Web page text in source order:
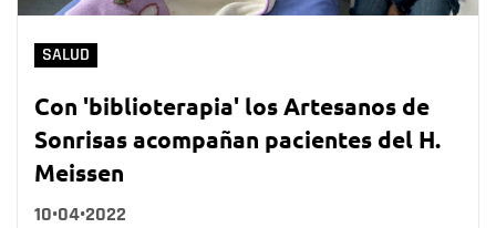
SALUD
Con 'biblioterapia' los Artesanos de
Sonrisas acompañan pacientes del H.
Meissen
10•04•2022